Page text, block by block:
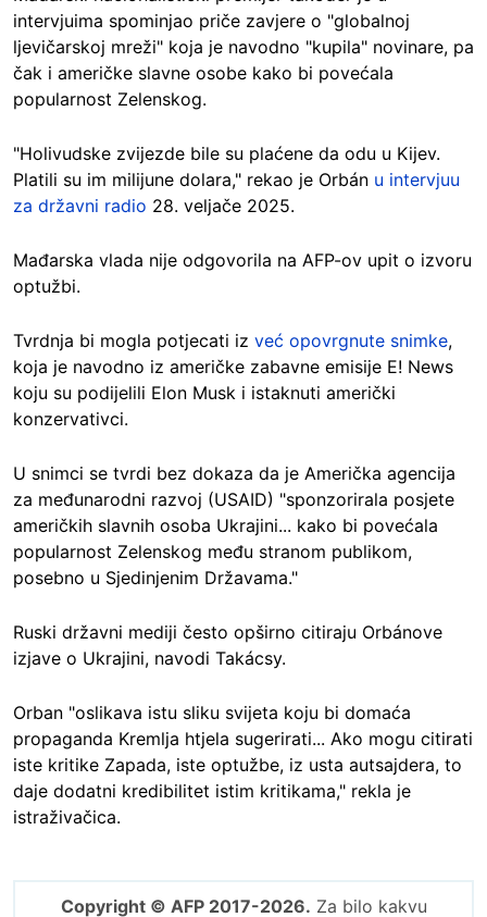
intervjuima spominjao priče zavjere o "globalnoj
ljevičarskoj mreži" koja je navodno "kupila" novinare, pa
čak i američke slavne osobe kako bi povećala
popularnost Zelenskog.
"Holivudske zvijezde bile su plaćene da odu u Kijev.
Platili su im milijune dolara," rekao je Orbán u intervjuu
za državni radio 28. veljače 2025.
Mađarska vlada nije odgovorila na AFP-ov upit o izvoru
optužbi.
Tvrdnja bi mogla potjecati iz već opovrgnute snimke,
koja je navodno iz američke zabavne emisije E! News
koju su podijelili Elon Musk i istaknuti američki
konzervativci.
U snimci se tvrdi bez dokaza da je Američka agencija
za međunarodni razvoj (USAID) "sponzorirala posjete
američkih slavnih osoba Ukrajini... kako bi povećala
popularnost Zelenskog među stranom publikom,
posebno u Sjedinjenim Državama."
Ruski državni mediji često opširno citiraju Orbánove
izjave o Ukrajini, navodi Takácsy.
Orban "oslikava istu sliku svijeta koju bi domaća
propaganda Kremlja htjela sugerirati... Ako mogu citirati
iste kritike Zapada, iste optužbe, iz usta autsajdera, to
daje dodatni kredibilitet istim kritikama," rekla je
istraživačica.
Copyright © AFP 2017-2026. Za bilo kakvu